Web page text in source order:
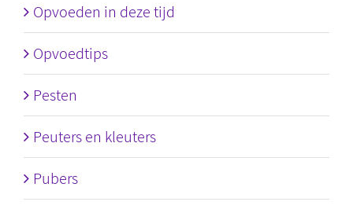
Opvoeden in deze tijd
Opvoedtips
Pesten
Peuters en kleuters
Pubers